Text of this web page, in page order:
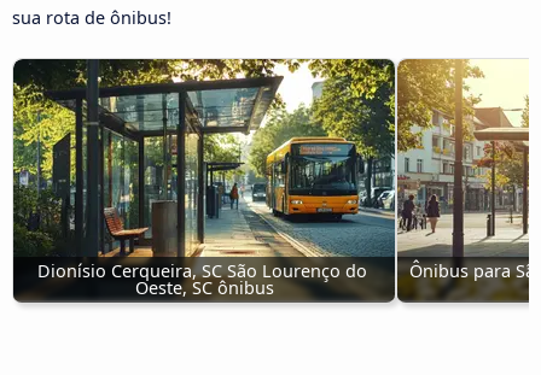
sua rota de ônibus!
Dionísio Cerqueira, SC São Lourenço do
Oeste, SC ônibus
Ônibus para